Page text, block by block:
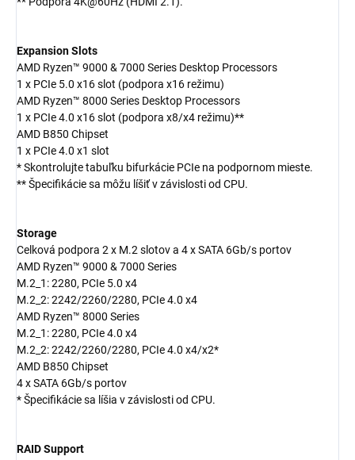
Expansion Slots
AMD Ryzen™ 9000 & 7000 Series Desktop Processors
1 x PCIe 5.0 x16 slot (podpora x16 režimu)
AMD Ryzen™ 8000 Series Desktop Processors
1 x PCIe 4.0 x16 slot (podpora x8/x4 režimu)**
AMD B850 Chipset
1 x PCIe 4.0 x1 slot
* Skontrolujte tabuľku bifurkácie PCIe na podpornom mieste.
** Špecifikácie sa môžu líšiť v závislosti od CPU.
Storage
Celková podpora 2 x M.2 slotov a 4 x SATA 6Gb/s portov
AMD Ryzen™ 9000 & 7000 Series
M.2_1: 2280, PCIe 5.0 x4
M.2_2: 2242/2260/2280, PCIe 4.0 x4
AMD Ryzen™ 8000 Series
M.2_1: 2280, PCIe 4.0 x4
M.2_2: 2242/2260/2280, PCIe 4.0 x4/x2*
AMD B850 Chipset
4 x SATA 6Gb/s portov
* Špecifikácie sa líšia v závislosti od CPU.
RAID Support